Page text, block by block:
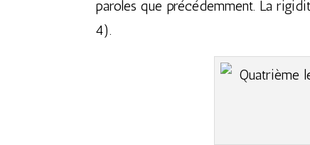
paroles que précédemment. La
4).